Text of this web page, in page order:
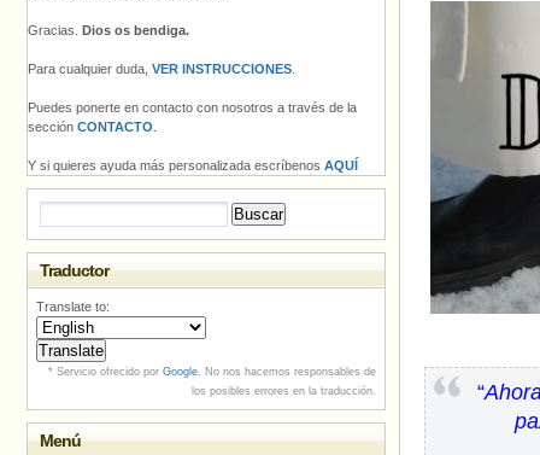
“
Gracias. Dios os bendiga.
Para cualquier duda, VER INSTRUCCIONES
Puedes ponerte en contacto con nosotros a través de la
sección CONTACTO
Y si quieres ayuda más personalizada escríbenos AQUÍ
Traductor
Translate to:
* Servicio ofrecido por Google. No nos hacemos responsables de
los posibles errores en la traducción.
Menú